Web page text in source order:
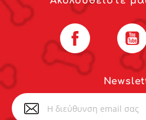
Facebook